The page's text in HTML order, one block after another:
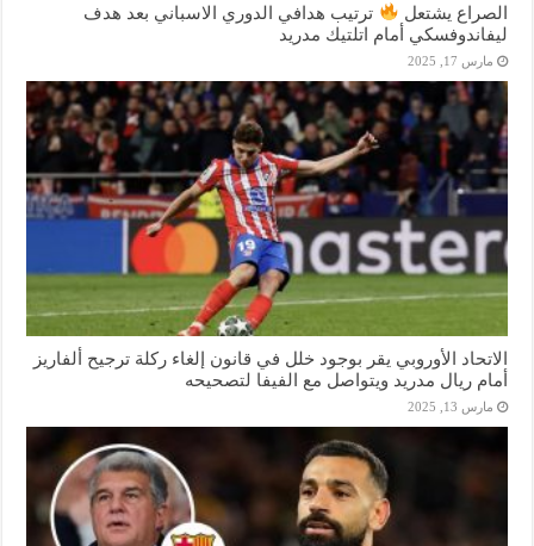
الصراع يشتعل
ترتيب هدافي الدوري الاسباني بعد هدف
ليفاندوفسكي أمام اتلتيك مدريد
مارس 17, 2025
الاتحاد الأوروبي يقر بوجود خلل في قانون إلغاء ركلة ترجيح ألفاريز
أمام ريال مدريد ويتواصل مع الفيفا لتصحيحه
مارس 13, 2025